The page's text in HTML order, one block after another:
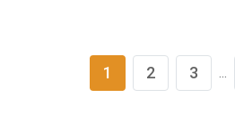
1 2 3 ...